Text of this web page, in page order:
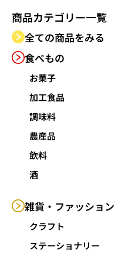
商品カテゴリー一覧
全ての商品をみる
食べもの
お菓子
加工食品
調味料
農産品
飲料
酒
雑貨・ ファッション
クラフト
ステーショナリー